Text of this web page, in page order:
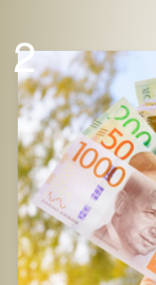
2